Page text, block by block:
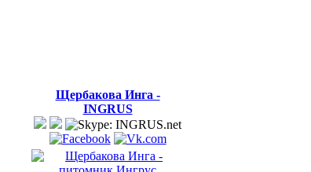
Щербакова Инга -
INGRUS